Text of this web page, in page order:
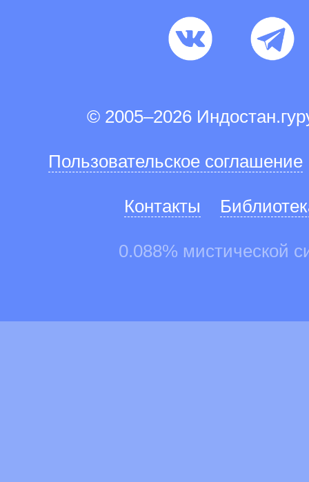
© 2005–2026
Пользовательское соглашение
Контакты
0.088% мистической